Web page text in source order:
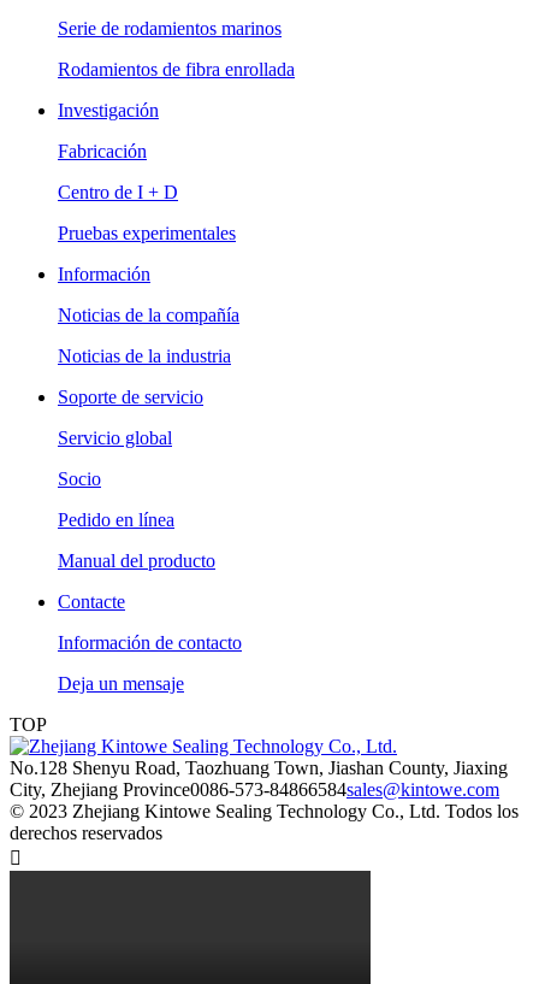
Serie de rodamientos marinos
Rodamientos de fibra enrollada
Investigación
Fabricación
Centro de I + D
Pruebas experimentales
Información
Noticias de la compañía
Noticias de la industria
Soporte de servicio
Servicio global
Socio
Pedido en línea
Manual del producto
Contacte
Información de contacto
Deja un mensaje
TOP
No.128 Shenyu Road, Taozhuang Town, Jiashan County, Jiaxing
City, Zhejiang Province0086-573-84866584sales@kintowe.com
© 2023 Zhejiang Kintowe Sealing Technology Co., Ltd. Todos los
derechos reservados
